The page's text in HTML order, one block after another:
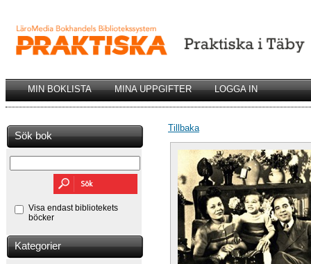
MIN BOKLISTA MINA UPPGIFTER LOGGA IN
Sök bok
Visa endast bibliotekets
böcker
Kategorier
Tillbaka